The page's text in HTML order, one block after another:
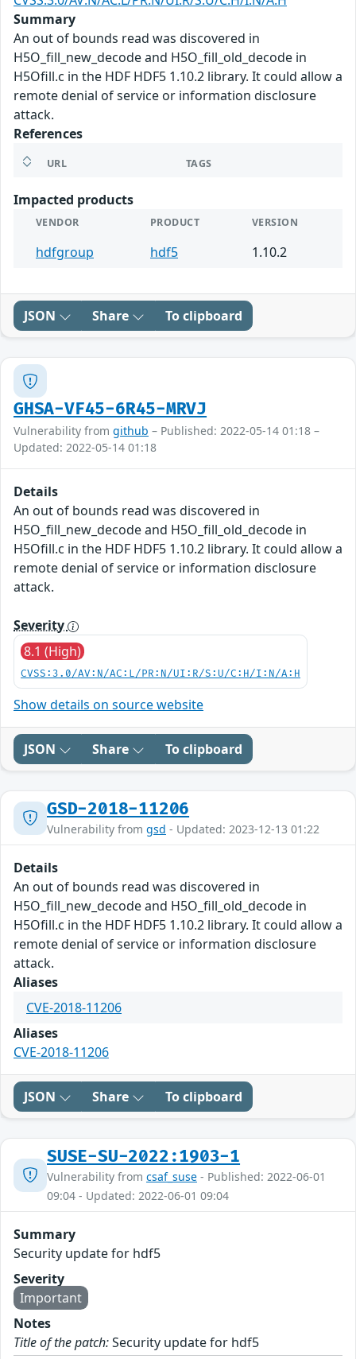
Summary
An out of bounds read was discovered in
H5O_fill_new_decode and H5O_fill_old_decode in
H5Ofill.c in the HDF HDF5 1.10.2 library. It could allow a
remote denial of service or information disclosure
attack.
References
URL TAGS
Impacted products
VENDOR PRODUCT VERSION
hdfgroup hdf5 1.10.2
JSON Share To clipboard
GHSA-VF45-6R45-MRVJ
Vulnerability from github – Published: 2022-05-14 01:18 –
Updated: 2022-05-14 01:18
Details
An out of bounds read was discovered in
H5O_fill_new_decode and H5O_fill_old_decode in
H5Ofill.c in the HDF HDF5 1.10.2 library. It could allow a
remote denial of service or information disclosure
attack.
Severity
8.1 (High)
CVSS:3.0/AV:N/AC:L/PR:N/UI:R/S:U/C:H/I:N/A:H
Show details on source website
JSON Share To clipboard
GSD-2018-11206
Vulnerability from gsd - Updated: 2023-12-13 01:22
Details
An out of bounds read was discovered in
H5O_fill_new_decode and H5O_fill_old_decode in
H5Ofill.c in the HDF HDF5 1.10.2 library. It could allow a
remote denial of service or information disclosure
attack.
Aliases
CVE-2018-11206
Aliases
CVE-2018-11206
JSON Share To clipboard
SUSE-SU-2022:1903-1
Vulnerability from csaf_suse - Published: 2022-06-01
09:04 - Updated: 2022-06-01 09:04
Summary
Security update for hdf5
Severity
Important
Notes
Title of the patch:Security update for hdf5